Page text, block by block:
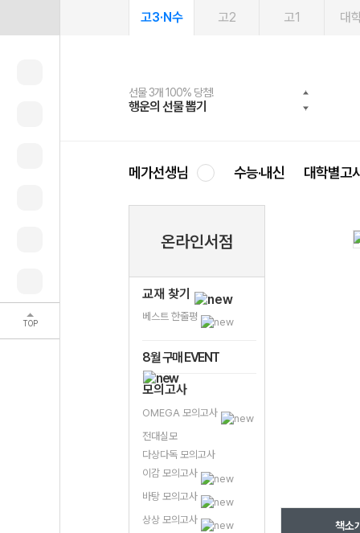
TOP
고3·N수 고2 고1 대
선물 3개 100% 당첨!
행운의 선물 뽑기
선물 100% 증정!
메가스터디 X 올리브
여름방학 스터디 캐시백
메가런 썸머스쿨
2027 러셀 단과
강사 공개선발
스마트러닝앱
설문 EVENT
메가패스
3일 무료 체험권
메가패스 수강생 무료혜택!
메가클럽 멤버십
사회공헌 캠페인
희망이룸 메가나눔
메가선생님 수능·내신 대학별고
온라인서점
교재 찾기
베스트 한줄평
8월 구매 EVENT
모의고사
OMEGA 모의고사
전대실모
다상다독 모의고사
이감 모의고사
바탕 모의고사
상상 모의고사
책소